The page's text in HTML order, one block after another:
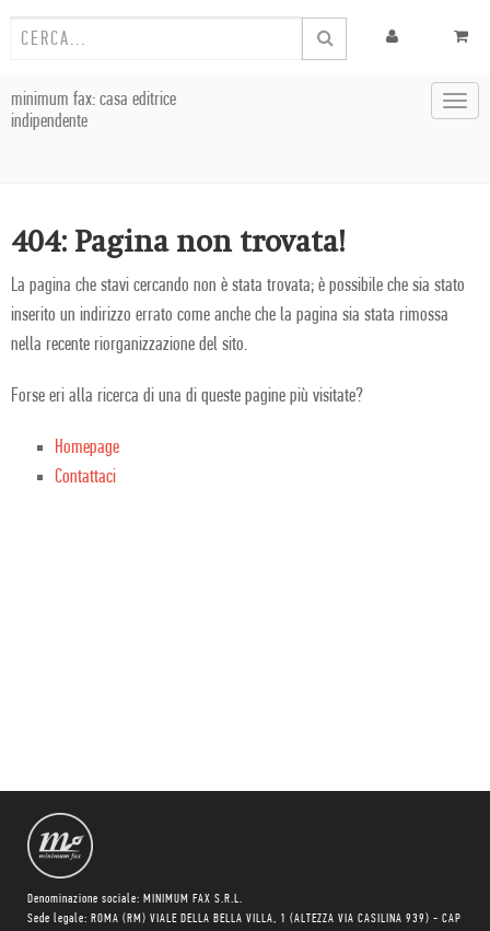
minimum fax: casa editrice
indipendente
404: Pagina non trovata!
La pagina che stavi cercando non è stata trovata; è possibile che sia stato
inserito un indirizzo errato come anche che la pagina sia stata rimossa
nella recente riorganizzazione del sito.
Forse eri alla ricerca di una di queste pagine più visitate?
Homepage
Contattaci
Denominazione sociale: MINIMUM FAX S.R.L.
Sede legale: ROMA (RM) VIALE DELLA BELLA VILLA, 1 (ALTEZZA VIA CASILINA 939) - CAP